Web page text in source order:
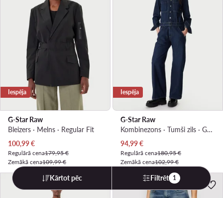
Iespēja
G-Star Raw
Bleizers · Melns · Regular Fit
Pašreizējā cena
100,99€
Regulārā cena179,95 €
Zemākā cena109,99 €
Iespēja
G-Star Raw
Kombinezons · Tumši zils · Gara
Pašreizējā cena
94,99€
Regulārā cena180,95 €
Zemākā cena102,99 €
Kārtot pēc Filtrēt 1